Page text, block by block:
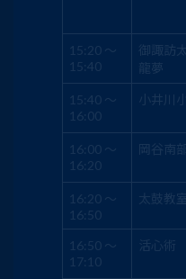
15:20 ～
15:40
御諏訪
龍夢
15:40 ～
16:00
小井川
16:00 ～
16:20
岡谷南
16:20 ～
16:50
太鼓教
16:50 ～
17:10
活心術